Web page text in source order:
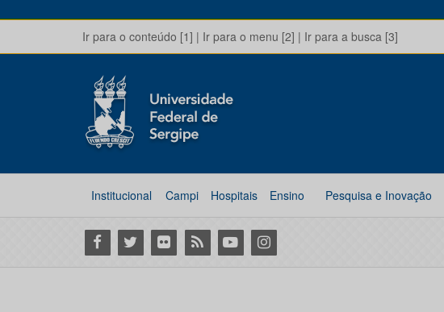
Ir para o conteúdo [1] | Ir para o menu [2] | Ir para a busca [3]
Institucional Campi Hospitais Ensino Pesquisa e Inovação
Facebook
Twitter Flickr RSS YoutubeInstagram